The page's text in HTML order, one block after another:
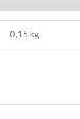
0,15 kg